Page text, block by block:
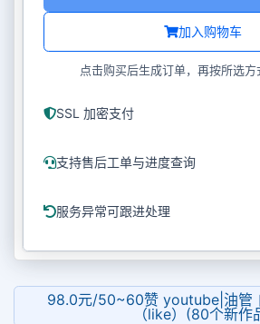
加入购物车
点击购买后生成订单，再按所选方
SSL 加密支付
支持售后工单与进度查询
服务异常可跟进处理
98.0元/50~60赞 youtube|油管
（like）(80个新作